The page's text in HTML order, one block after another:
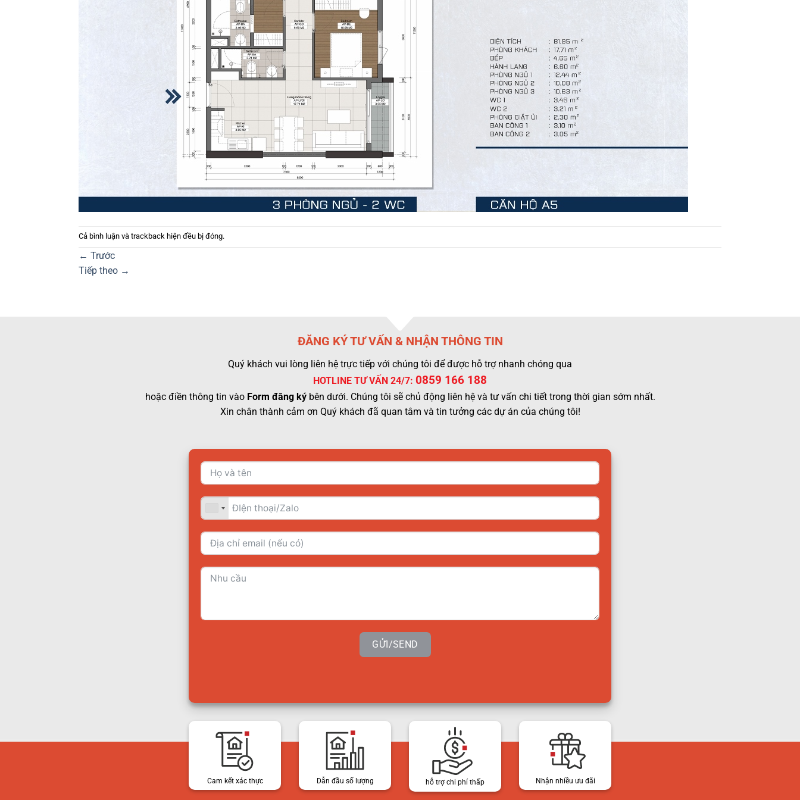
Cả bình luận và trackback hiện đều bị đóng.
← Trước
Tiếp theo →
ĐĂNG KÝ TƯ VẤN & NHẬN THÔNG TIN
Quý khách vui lòng liên hệ trực tiếp với chúng tôi để được hỗ trợ nhanh chóng qua
HOTLINE TƯ VẤN 24/7: 0859 166 188
hoặc điền thông tin vào Form đăng kýbên dưới. Chúng tôi sẽ chủ động liên hệ và tư vấn chi tiết trong thời gian sớm nhất.
Xin chân thành cảm ơn Quý khách đã quan tâm và tin tưởng các dự án của chúng tôi!
GỬI/SEND
Cam kết xác thực Dẫn đầu số lượng hỗ trợ chi phí thấp Nhận nhiều ưu đãi